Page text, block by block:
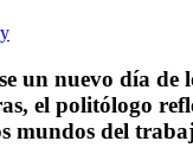
un nuevo día de
el politólogo
mundos del